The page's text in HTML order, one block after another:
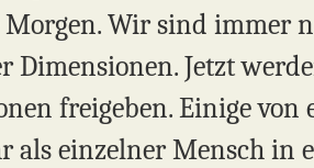
Morgen. Wir sind immer
Dimensionen. Jetzt
freigeben. Einige
als einzelner Mensch